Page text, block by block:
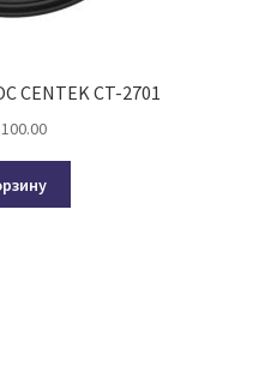
CT-2701